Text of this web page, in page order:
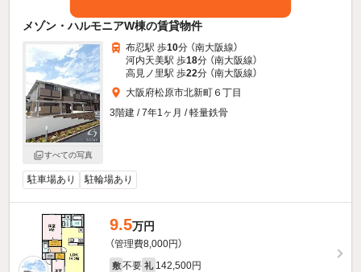
メゾン・ハルモニアW棟の賃貸物件
すべての写真
布忍駅 歩10分 （南大阪線）
河内天美駅 歩18分 （南大阪線）
高見ノ里駅 歩22分 （南大阪線）
大阪府松原市北新町６丁目
3階建 / 7年1ヶ月 / 軽量鉄骨
駐車場あり 駐輪場あり
9.5万円
（管理費8,000円）
敷 不要 礼 142,500円